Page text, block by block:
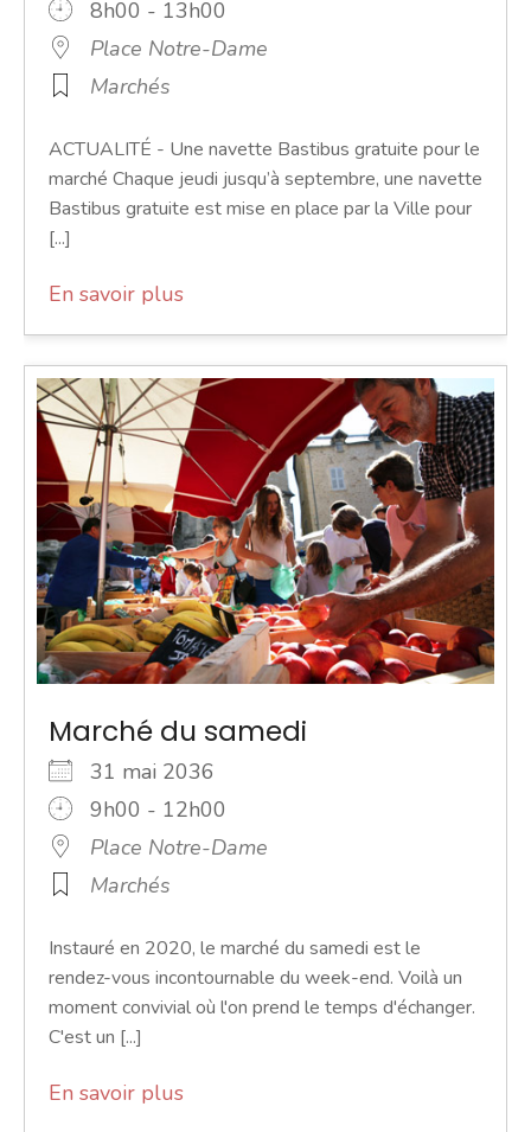
8h00 - 13h00
Place Notre-Dame
Marchés
ACTUALITÉ - Une navette Bastibus gratuite pour le
marché Chaque jeudi jusqu’à septembre, une navette
Bastibus gratuite est mise en place par la Ville pour
[...]
En savoir plus
Marché du samedi
31 mai 2036
9h00 - 12h00
Place Notre-Dame
Marchés
Instauré en 2020, le marché du samedi est le
rendez-vous incontournable du week-end. Voilà un
moment convivial où l'on prend le temps d'échanger.
C'est un [...]
En savoir plus